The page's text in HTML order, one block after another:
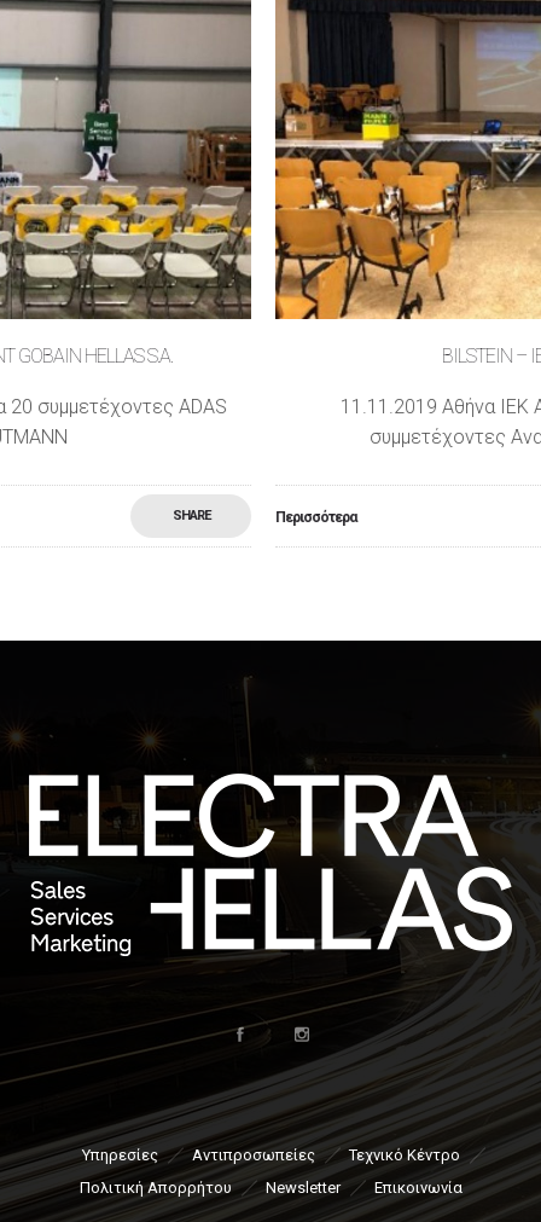
11.11.2019 Αθήνα ΙΕΚ ΑΙΓΑΛΕΩ Μηχανικοί 17
συμμετέχοντες Αναρτήσεις BILSTEIN
Υπηρεσίες Αντιπροσωπείες
Τεχνικό Κέντρο
Πολιτική Απορρήτου
Newsletter Επικοινωνία